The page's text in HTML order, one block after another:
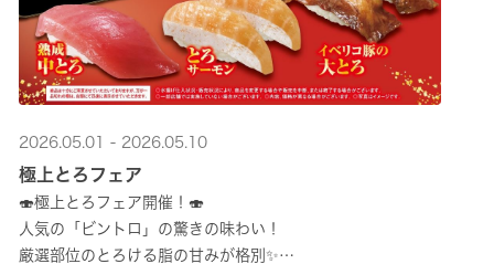
2026.05.01 - 2026.05.10
極上とろフェア
🍣極上とろフェア開催！🍣
人気の「ビントロ」の驚きの味わい！
厳選部位のとろける脂の甘みが格別✨